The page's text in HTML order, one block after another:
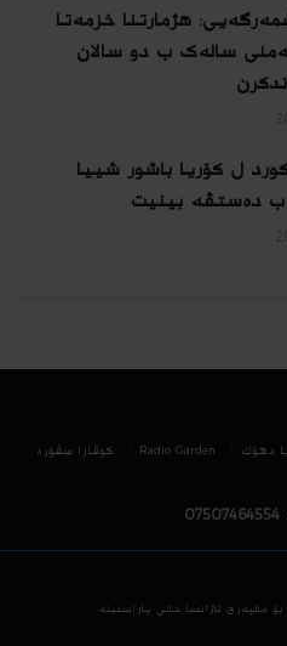
هژمارتنا خزمەتا
سالەک ب دو سالان
ل کۆریا باشور شییا
ب دەستڤە بینیت
دهۆك Radio Garden كوڤارا سڤۆره‌
مالپه‌رێ ئاژانسا خانی پاراستینه‌.